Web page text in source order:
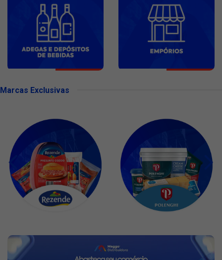
Marcas Exclusivas